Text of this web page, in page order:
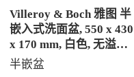
Villeroy & Boch 雅图 半
嵌入式洗面盆, 550 x 430
x 170 mm, 白色, 无溢水
孔, 未抛光
半嵌盆